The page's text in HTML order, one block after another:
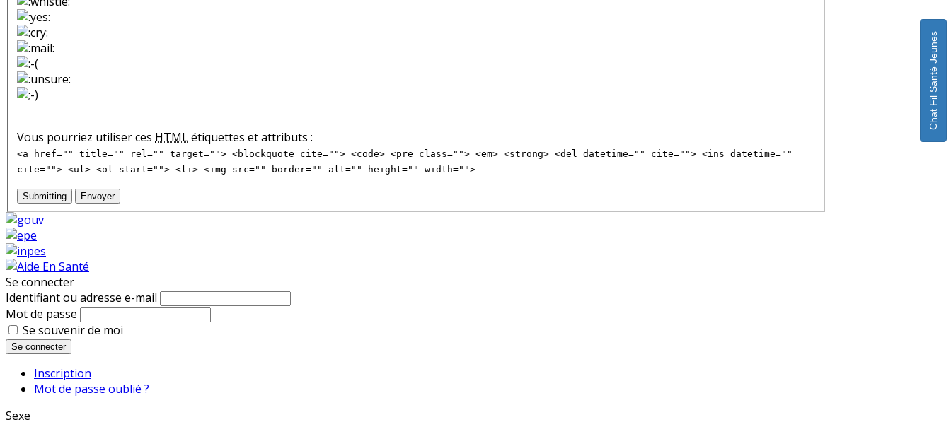
Vous pourriez utiliser ces HTMLétiquettes et attributs :
<a href="" title="" rel="" target=""> <blockquote cite=""> <code> <pre class=""> <em> <strong> <del datetime="" cite=""> <ins datetime=""
cite=""> <ul> <ol start=""> <li> <img src="" border="" alt="" height="" width="">
Submitting Envoyer
Se connecter
Identifiant ou adresse e-mail
Mot de passe
Se souvenir de moi
Se connecter
Inscription
Mot de passe oublié ?
Sexe
Chat Fil Santé Jeunes